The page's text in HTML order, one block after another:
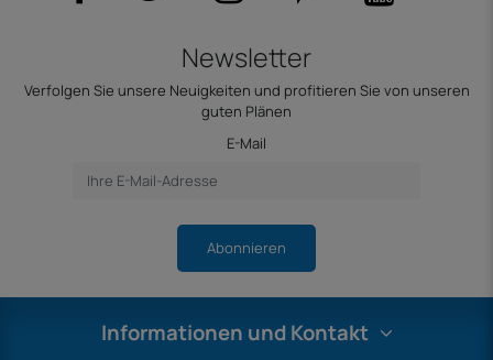
Newsletter
Verfolgen Sie unsere Neuigkeiten und profitieren Sie von unseren
guten Plänen
E-Mail
Abonnieren
Informationen und Kontakt